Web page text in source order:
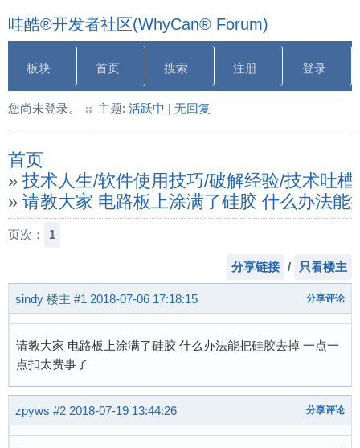
哇酷®开发者社区(WhyCan® Forum)
板块 首页 搜索 注册 登录
您尚未登录。 主题: 活跃中 | 无回复
首页
» 技术人生/软件使用技巧/破解经验/技术吐槽
» 请教大家 电路板上涂满了硅胶 什么办法能
页次： 1
分享链接 / 只看楼主
sindy 楼主 #1 2018-07-06 17:18:15 分享评论
请教大家 电路板上涂满了硅胶 什么办法能把硅胶去掉 一点一
点扣太费事了
zpyws #2 2018-07-19 13:44:26 分享评论